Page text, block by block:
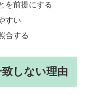
を前提にする
すい
合する
しない理由